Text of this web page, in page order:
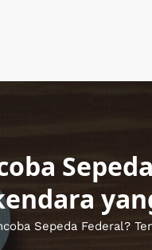
Sepeda Federal?